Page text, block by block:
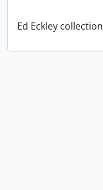
Ed Eckley collection